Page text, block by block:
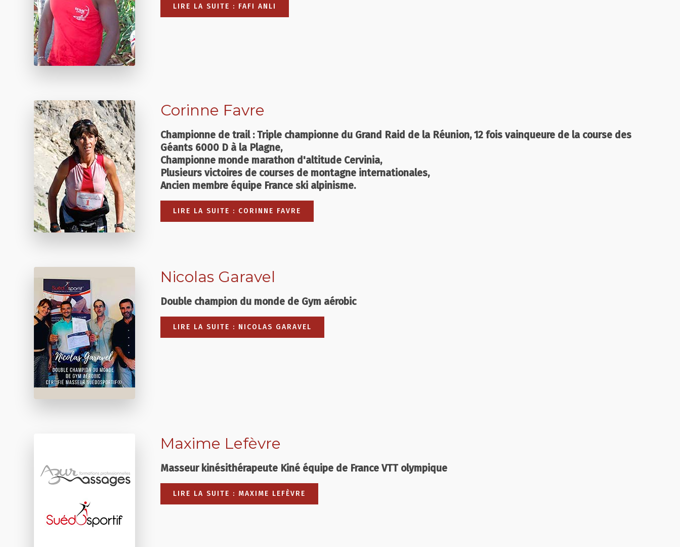
LIRE LA SUITE : FAFI ANLI
Corinne Favre
Championne de trail : Triple championne du Grand Raid de la Réunion, 12 fois vainqueure de la course des
Géants 6000 D à la Plagne,
Championne monde marathon d'altitude Cervinia,
Plusieurs victoires de courses de montagne internationales,
Ancien membre équipe France ski alpinisme.
LIRE LA SUITE : CORINNE FAVRE
Nicolas Garavel
Double champion du monde de Gym aérobic
LIRE LA SUITE : NICOLAS GARAVEL
Maxime Lefèvre
Masseur kinésithérapeute Kiné équipe de France VTT olympique
LIRE LA SUITE : MAXIME LEFÈVRE